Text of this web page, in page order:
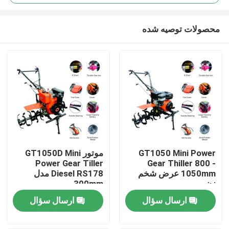
صفحه اصلی
محصولات توصیه شده
GT1050 Mini Power
Gear Thiller 800 -
1050mm عرض شخم
زن
ارسال سؤال
موتور GT1050D Mini
Power Gear Tiller
Diesel RS178 مدل
300mm
ارسال سؤال